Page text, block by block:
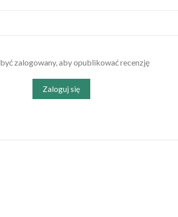
zalogowany, aby opublikować recenzję
Zaloguj się